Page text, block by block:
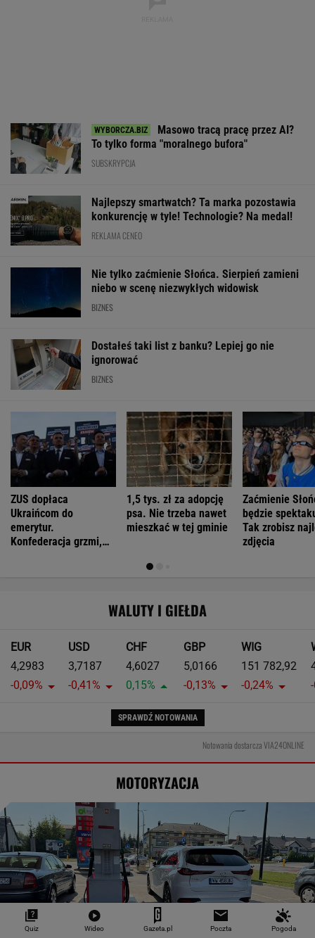
Masowo tracą pracę przez AI?
To tylko forma "moralnego bufora"
SUBSKRYPCJA
Najlepszy smartwatch? Ta marka pozostawia
konkurencję w tyle! Technologie? Na medal!
REKLAMA CENEO
Nie tylko zaćmienie Słońca. Sierpień zamieni
niebo w scenę niezwykłych widowisk
BIZNES
Dostałeś taki list z banku? Lepiej go nie
ignorować
BIZNES
ZUS dopłaca
Ukraińcom do
emerytur.
Konfederacja grzmi,
1,5 tys. zł za adopcję
psa. Nie trzeba nawet
mieszkać w tej gminie
Zaćmienie
będzie
Tak zrobisz
zdjęcia
WALUTY I GIEŁDA
EUR
4,2983
-0,09%
USD
3,7187
-0,41%
CHF
4,6027
0,15%
GBP
5,0166
-0,13%
WIG
151 782,92
-0,24%
SPRAWDŹ NOTOWANIA
Notowania dostarcza VIA24ONLINE
MOTORYZACJA
Quiz Wideo Gazeta.pl Poczta Pogoda